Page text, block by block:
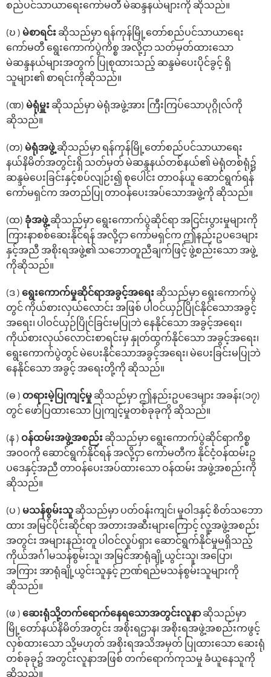
စည်ပင်သာယာရေးကော်မတီ မဲဆန္ဒနယ်များကို ဆိုသည်။
(ဎ ) မဲစာရင်း ဆိုသည်မှာ ‌ရန်ကုန်မြို့တော်စည်ပင်သာယာရေး
ကော်မတီ ရွေး‌ကောက်ပွဲကိစ္စ အလို့ငှာ သတ်မှတ်ထားသော
မဲဆန္ဒနယ်များအတွက် ပြုစုထားသည့် ဆန္ဒမဲပေးပိုင်ခွင့် ရှိ
သူများ၏ စာရင်းကိုဆိုသည်။
(ဏ) မဲရုံမှူး ဆိုသည်မှာ မဲရုံအဖွဲ့အား ကြီးကြပ်‌သောပုဂ္ဂိုလ်ကို
ဆိုသည်။
(တ) မဲရုံအဖွဲ့ ဆိုသည်မှာ ရန်ကုန်မြို့‌တော်စည်ပင်သာယာ‌ရေး
နယ်နိမိတ်အတွင်းရှိ သတ်မှတ် မဲဆန္ဒနယ်တစ်နယ်၏ မဲရုံတစ်ရုံ၌
ဆန္ဒမဲ‌ပေးခြင်းနှင့်စပ်လျဉ်း၍ စု‌ပေါင်း တာဝန်ယူ ဆောင်ရွက်ရန်
‌ကော်မရှင်က အတည်ပြု တာဝန်‌ပေးအပ်‌သောအဖွဲ့ကို ဆိုသည်။
(ထ) ခုံအဖွဲ့ ဆိုသည်မှာ ‌ရွေး‌ကောက်ပွဲဆိုင်ရာ အငြင်းပွားမှုများကို
ကြားနာစစ်‌ဆေးနိုင်ရန် အလို့ငှာ ကော်မရှင်က ဤနည်းဥပ‌ဒေများ
နှင့်အညီ အစိုးရအဖွဲ့၏ သဘောတူညီချက်ဖြင့် ဖွဲ့စည်း‌သော အဖွဲ့
ကိုဆိုသည်။
(ဒ ) ‌ရွေး‌ကောက်မှုဆိုင်ရာအခွင့်အ‌ရေး ဆိုသည်မှာ ‌ရွေး‌ကောက်ပွဲ
တွင် ကိုယ်စားလှယ်လောင်း အဖြစ် ပါဝင်ယှဉ်ပြိုင်နိုင်‌သောအခွင့်
အ‌ရေး၊ ပါဝင်ယှဉ်ပြိုင်ခြင်းမပြုဘဲ ‌နေနိုင်‌သော အခွင့်အ‌ရေး၊
ကိုယ်စားလှယ်‌လောင်းစာရင်းမှ နှုတ်ထွက်နိုင်‌သော အခွင့်အ‌ရေး၊
ရွေးကောက်ပွဲတွင် မဲပေးနိုင်သောအခွင့်အရေး၊ မဲပေးခြင်းမပြုဘဲ
နေနိုင်သော အခွင့် အရေးတို့ကို ဆိုသည်။
(ဓ ) တရားမဲ့ပြုကျင့်မှု ဆိုသည်မှာ ဤနည်းဥပဒေများ အခန်း(၁၇)
တွင် ဖော်ပြထားသော ပြုကျင့်မှုတစ်ခုခုကို ဆိုသည်။
(န ) ဝန်ထမ်းအဖွဲ့အစည်း ဆိုသည်မှာ ရွေးကောက်ပွဲဆိုင်ရာကိစ္စ
အဝဝကို ဆောင်ရွက်နိုင်ရန် အလို့ငှာ ကော်မတီက နိုင်ငံ့ဝန်ထမ်းဥ
ပ‌ဒေနှင့်အညီ တာဝန်ပေးအပ်ထားသော ဝန်ထမ်း အဖွဲ့အစည်းကို
ဆိုသည်။
(ပ ) မသန်စွမ်းသူ ဆိုသည်မှာ ပတ်ဝန်းကျင်၊ မူဝါဒနှင့် စိတ်သဘော
ထား အမြင်ပိုင်းဆိုင်ရာ အတားအဆီးများကြောင့် လူ့အဖွဲ့အစည်း
အတွင်း အများနည်းတူ ပါဝင်လှုပ်ရှား ဆောင်ရွက်နိုင်မှုမရှိသည့်
ကိုယ်အင်္ဂါမသန်စွမ်းသူ၊ အမြင်အာရုံချို့ယွင်းသူ၊ အပြော၊
အကြား အာရုံချို့ယွင်းသူနှင့် ဉာဏ်ရည်မသန်စွမ်းသူများကို
ဆိုသည်။
(ဖ ) ဆေးရုံသို့တက်ရောက်နေရသောအတွင်းလူနာ ဆိုသည်မှာ
မြို့တော်နယ်နိမိတ်အတွင်း အစိုးရဌာန၊ အစိုးရအဖွဲ့အစည်းကဖွင့်
လှစ်ထားသော သို့မဟုတ် အစိုးရအသိအမှတ် ပြုထားသော ဆေးရုံ
တစ်ခုခု၌ အတွင်းလူနာအဖြစ် တက်ရောက်ကုသမှု ခံယူနေသူကို
ဆိုသည်။